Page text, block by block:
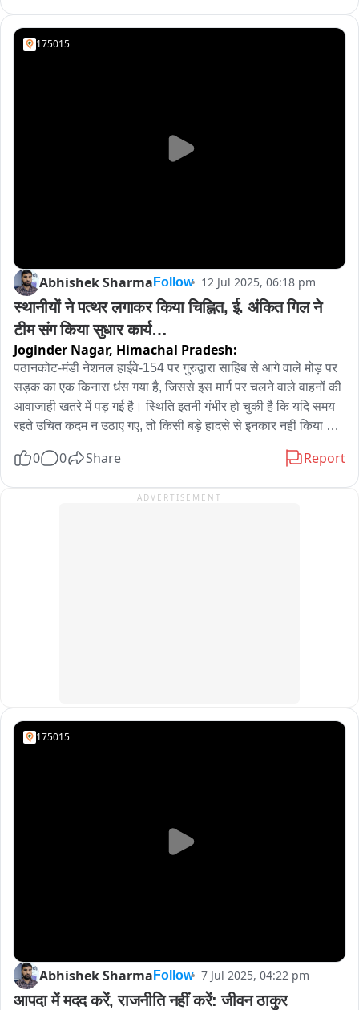
175015
Abhishek Sharma Follow 12 Jul 2025, 06:18 pm
स्थानीयों ने पत्थर लगाकर किया चिह्नित, ई. अंकित गिल ने
टीम संग किया सुधार कार्य
स्थायी समाधान की मां
Joginder Nagar, Himachal Pradesh:
पठानकोट-मंडी नेशनल हाईवे-154 पर गुरुद्वारा साहिब से आगे वाले मोड़ पर
सड़क का एक किनारा धंस गया है, जिससे इस मार्ग पर चलने वाले वाहनों की
आवाजाही खतरे में पड़ गई है। स्थिति इतनी गंभीर हो चुकी है कि यदि समय
रहते उचित कदम न उठाए गए, तो किसी बड़े हादसे से इनकार नहीं किया जा
स्थानीय लोगों ने हादसे की आशंका को देखते हुए अस्थाई रूप से पत्थर
सके। ग्रामीणों का कहना है कि दिन में तो खतरा कुछ हद तक दिख जाता है,
0 0 Share Report
ADVERTISEMENT
175015
Abhishek Sharma Follow 7 Jul 2025, 04:22 pm
आपदा में मदद करें, राजनीति नहीं करें: जीवन ठाकुर